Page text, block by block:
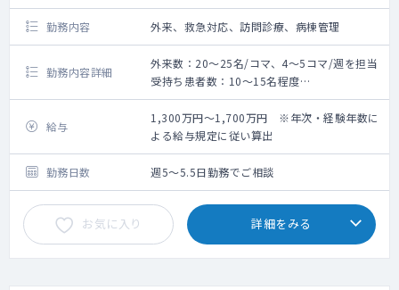
勤務内容 外来、救急対応、訪問診療、病棟管理
勤務内容詳細
外来数：20～25名/コマ、4～5コマ/週を担当
受持ち患者数：10～15名程度
外来診療
訪問診療
病棟診療
救急当番
給与
1,300万円～1,700万円 ※年次・経験年数に
よる給与規定に従い算出
勤務日数 週5～5.5日勤務でご相談
お気に入り 詳細をみる